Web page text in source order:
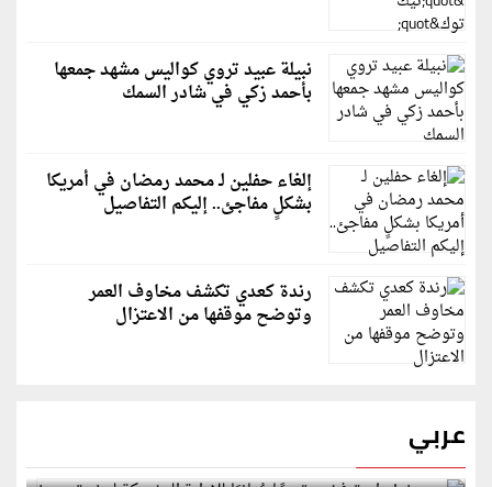
نبيلة عبيد تروي كواليس مشهد جمعها
بأحمد زكي في شادر السمك
إلغاء حفلين لـ محمد رمضان في أمريكا
بشكلٍ مفاجئ.. إليكم التفاصيل
رندة كعدي تكشف مخاوف العمر
وتوضح موقفها من الاعتزال
عربي
رويترز: إيران ترفض مقترحًا عُمانيًا للإدارة المشتركة
لمضيق هرمز